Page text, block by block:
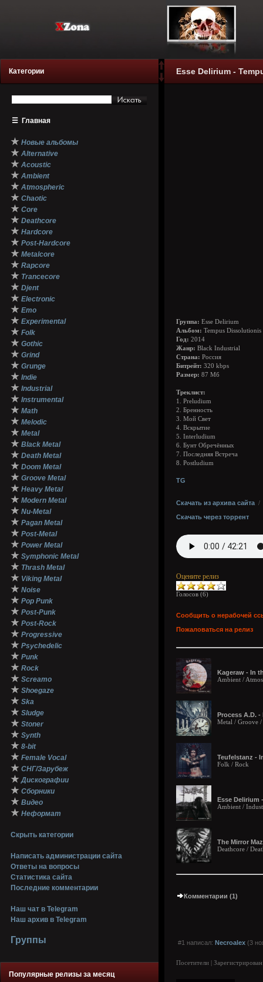
Категории
☰ Главная
★ Новые альбомы
★ Alternative
★ Acoustic
★ Ambient
★ Atmospheric
★ Chaotic
★ Core
★ Deathcore
★ Hardcore
★ Post-Hardcore
★ Metalcore
★ Rapcore
★ Trancecore
★ Djent
★ Electronic
★ Emo
★ Experimental
★ Folk
★ Gothic
★ Grind
★ Grunge
★ Indie
★ Industrial
★ Instrumental
★ Math
★ Melodic
★ Metal
★ Black Metal
★ Death Metal
★ Doom Metal
★ Groove Metal
★ Heavy Metal
★ Modern Metal
★ Nu-Metal
★ Pagan Metal
★ Post-Metal
★ Power Metal
★ Symphonic Metal
★ Thrash Metal
★ Viking Metal
★ Noise
★ Pop Punk
★ Post-Punk
★ Post-Rock
★ Progressive
★ Psychedelic
★ Punk
★ Rock
★ Screamo
★ Shoegaze
★ Ska
★ Sludge
★ Stoner
★ Synth
★ 8-bit
★ Female Vocal
★ СНГ/Зарубеж
★ Дискографии
★ Сборники
★ Видео
★ Неформат
Скрыть категории
Написать администрации сайта
Ответы на вопросы
Статистика сайта
Последние комментарии
Наш чат в Telegram
Наш архив в Telegram
Группы
Популярные релизы за месяц
Esse Delirium -
Группа: Esse Delirium
Альбом: Tempus Dissolutionis
Год: 2014
Жанр: Black Industrial
Страна: Россия
Битрейт: 320 kbps
Размер: 87 Мб
Треклист:
1. Preludium
2. Бренность
3. Мой Свет
4. Вскрытие
5. Interludium
6. Бунт Обречённых
7. Последняя Встреча
8. Postludium
TG
Скачать из архива сайта /
Скачать через торрент
Оцените релиз
Голосов (6)
Сообщить о нерабочей
Пожаловаться на релиз
Kageraw - In
Ambient /
Process A.D.
Metal / Groove
Teufelstanz -
Folk / Rock
Esse Delirium
Ambient /
The Mirror
Deathcore /
Комментарии (1)
#1 написал: Necroalex (3
Посетители |